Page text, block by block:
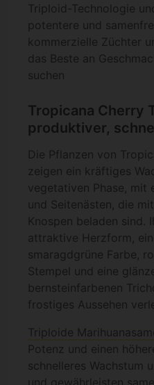
Triploid-Technologie
potentere und
kommerzielle Züchter
das Beste an
suchen
Tropicana Cherry
produktiver,
Die Pflanzen von
zeigen ein kräftiges
vegetativen Phase, mit
und Seitenästen, die
Knospen beladen sind.
attraktive Herzform,
smaragdgrüne Farbe,
Stempel und eine
bernsteinfarbenen
frostiges Aussehen
Triploide
Potenz und einen
schnelleres Wachstum